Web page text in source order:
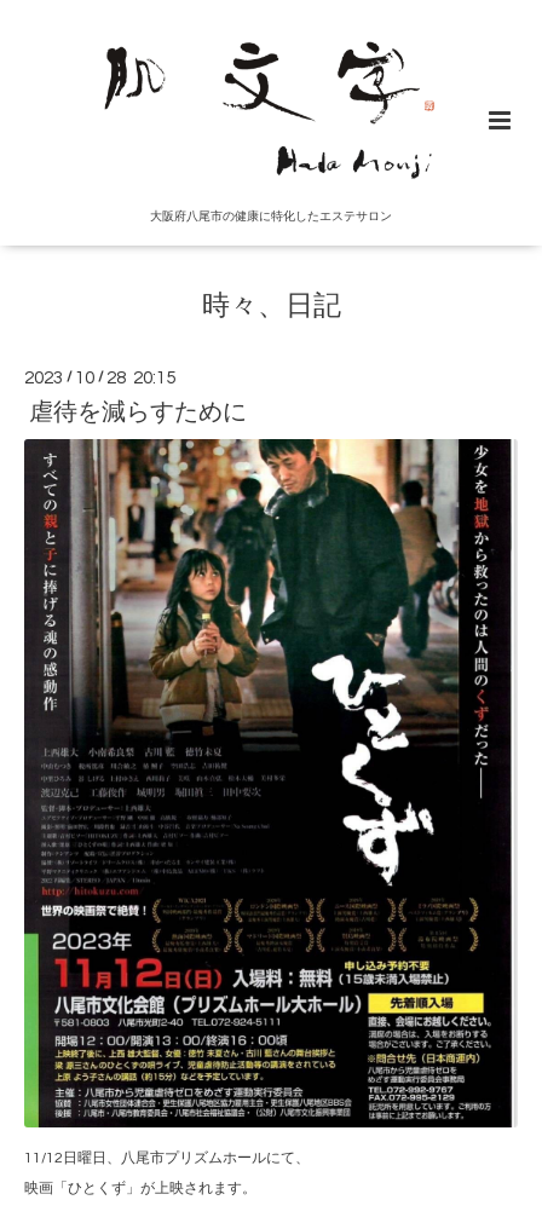
大阪府八尾市の健康に特化したエステサロン
時々、日記
2023 / 10 / 28 20:15
虐待を減らすために
11/12日曜日、八尾市プリズムホールにて、
映画「ひとくず」が上映されます。